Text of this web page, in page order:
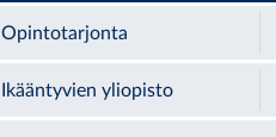
Opintotarjonta
Ikääntyvien yliopisto